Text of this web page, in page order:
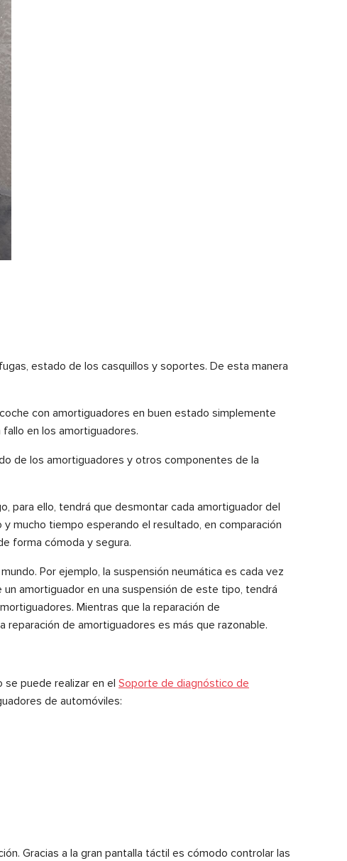
estado de los casquillos y soportes. De esta manera
con amortiguadores en buen estado simplemente
en los amortiguadores.
de los amortiguadores y otros componentes de la
para ello, tendrá que desmontar cada amortiguador del
mucho tiempo esperando el resultado, en comparación
forma cómoda y segura.
Por ejemplo, la suspensión neumática es cada vez
amortiguador en una suspensión de este tipo, tendrá
Mientras que la reparación de
reparación de amortiguadores es más que razonable.
puede realizar en el Soporte de diagnóstico de
de automóviles:
Gracias a la gran pantalla táctil es cómodo controlar las